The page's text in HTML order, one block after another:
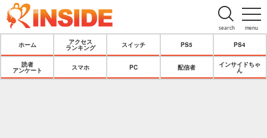
menu
search
ホーム
アクセス
ランキング
スイッチ PS5 PS4
読者
アンケート
スマホ PC 配信者
インサイドちゃ
ん